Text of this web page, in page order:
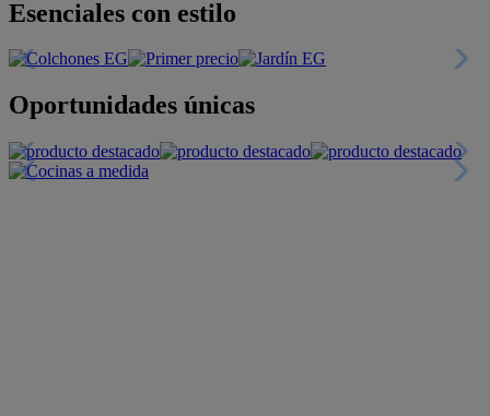
Esenciales con estilo
Oportunidades únicas